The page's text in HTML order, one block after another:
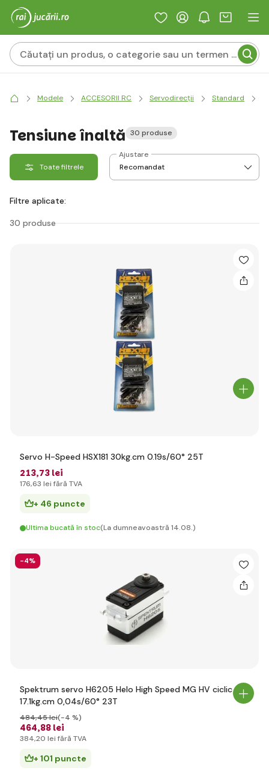
Modele ACCESORII RC Servodirecții Standard
Tensiune înaltă 30 produse
Toate filtrele
Ajustare
Filtre aplicate:
30 produse
Servo H-Speed HSX181 30kg.cm 0.19s/60° 25T
213,73 lei
176,63 lei fără TVA
+ 46 puncte
Ultima bucată în stoc(La dumneavoastră 14.08.)
-4%
Spektrum servo H6205 Helo High Speed MG HV ciclic
17.1kg.cm 0,04s/60° 23T
464,88 lei
484,45 lei(-4 %)
384,20 lei fără TVA
+ 101 puncte